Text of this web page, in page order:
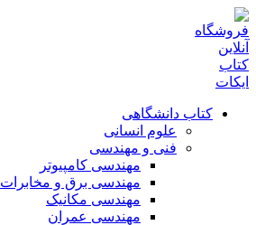
کتاب دانشگاهی
علوم انسانی
فنی و مهندسی
مهندسی کامپیوتر
مهندسی برق و مخابرات
مهندسی مکانیک
مهندسی عمران